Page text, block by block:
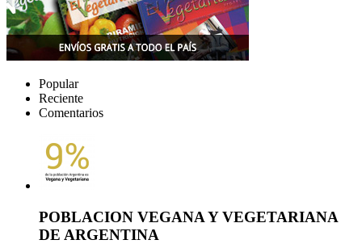
Popular
Reciente
Comentarios
POBLACION VEGANA Y VEGETARIANA
DE ARGENTINA